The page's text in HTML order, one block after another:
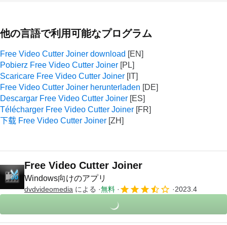
他の言語で利用可能なプログラム
Free Video Cutter Joiner download
Pobierz Free Video Cutter Joiner
Scaricare Free Video Cutter Joiner
Free Video Cutter Joiner herunterladen
Descargar Free Video Cutter Joiner
Télécharger Free Video Cutter Joiner
下载 Free Video Cutter Joiner
Free Video Cutter Joiner
Windows向けのアプリ
dvdvideomedia による 無料 2023.4